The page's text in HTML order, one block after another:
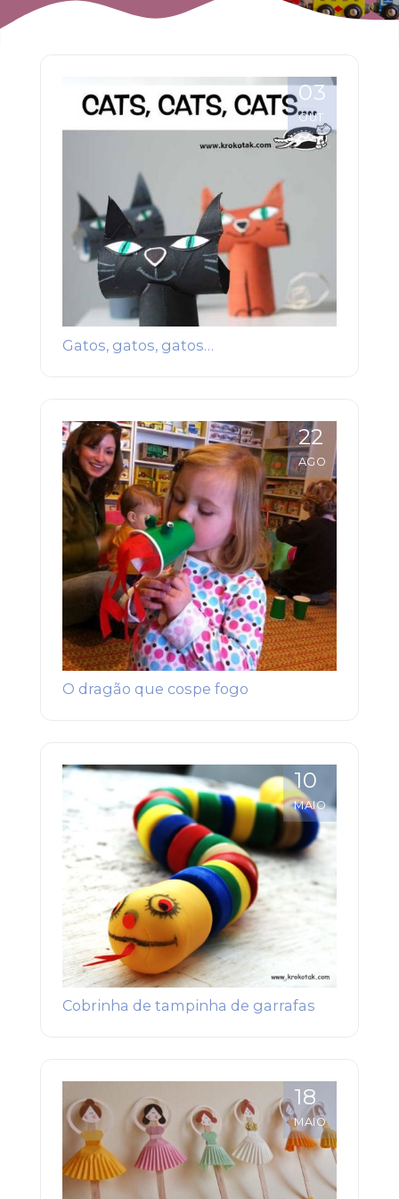
03
OUT
Gatos, gatos, gatos…
22
AGO
O dragão que cospe fogo
10
MAIO
Cobrinha de tampinha de garrafas
18
MAIO